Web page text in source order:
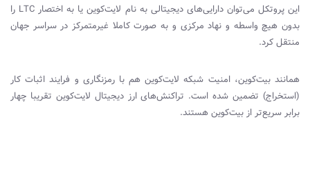
این پروتکل می‌توان دارایی‌های دیجیتالی به نام لایت‌کوین یا به اختصار LTC را
بدون هیچ واسطه و نهاد مرکزی و به صورت کاملا غیرمتمرکز در سراسر جهان
منتقل کرد.
همانند بیت‌کوین، امنیت شبکه لایت‌کوین هم با رمزنگاری و فرایند اثبات کار
(استخراج) تضمین شده است. تراکنش‌های ارز دیجیتال لایت‌کوین تقریبا چهار
برابر سریع‌تر از بیت‌کوین هستند.